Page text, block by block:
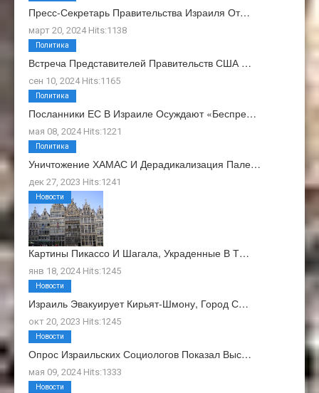
Пресс-Секретарь Правительства Израиля От…
март 20, 2024 Hits:1138
Встреча Представителей Правительств США …
сен 10, 2024 Hits:1165
Политика
Посланники ЕС В Израиле Осуждают «беспре…
мая 08, 2024 Hits:1221
Политика
Уничтожение ХАМАС И Дерадикализация Пале…
дек 27, 2023 Hits:1241
Политика
Картины Пикассо И Шагала, Украденные В Т…
янв 18, 2024 Hits:1245
Новости
Израиль Эвакуирует Кирьят-Шмону, Город С…
окт 20, 2023 Hits:1245
Новости
Опрос Израильских Социологов Показал Выс…
мая 09, 2024 Hits:1333
Новости
Новости